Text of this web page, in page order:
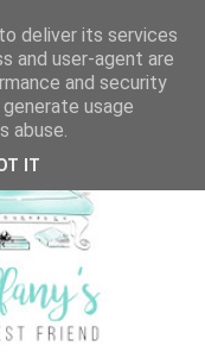
deliver its services
and user-agent are
and security
usage
abuse.
IT